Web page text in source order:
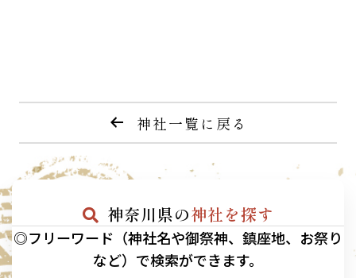
神社一覧に戻る
神奈川県の神社を探す
◎フリーワード（神社名や御祭神、鎮座地、お祭り
など）で検索ができます。